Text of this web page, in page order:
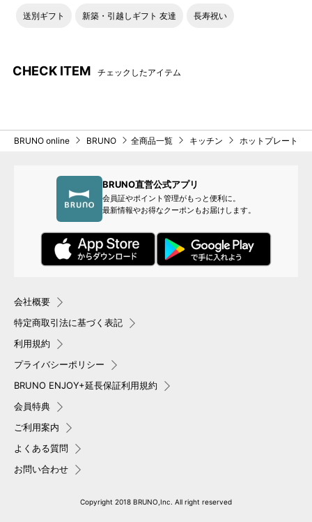
送別ギフト 新築・引越しギフト 友達 長寿祝い
CHECK ITEM チェックしたアイテム
BRUNO online BRUNO 全商品一覧 キッチン ホットプレート
BRUNO直営公式アプリ
会員証やポイント管理がもっと便利に。
最新情報やお得なクーポンもお届けします。
会社概要
特定商取引法に基づく表記
利用規約
プライバシーポリシー
BRUNO ENJOY+延長保証利用規約
会員特典
ご利用案内
よくある質問
お問い合わせ
Copyright 2018 BRUNO,Inc. All right reserved